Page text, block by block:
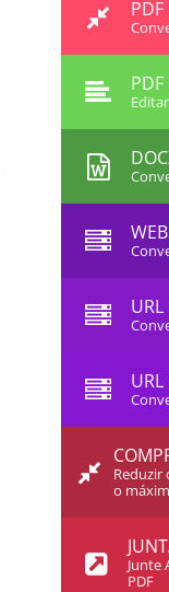
PDF
PDF
URL
URL
o
Junte
PDF